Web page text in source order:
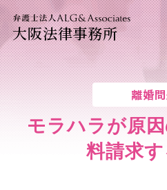
大阪法律事務所
離婚
モラハラが原
料請求